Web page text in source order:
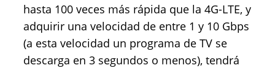
hasta 100 veces más rápida que la 4G-LTE, y
adquirir una velocidad de entre 1 y 10 Gbps
(a esta velocidad un programa de TV se
descarga en 3 segundos o menos), tendrá